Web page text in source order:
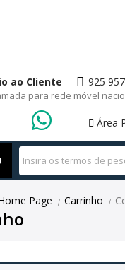
WhatsApp
ao Cliente 925
para rede móvel
Área
Page | Carrinho |